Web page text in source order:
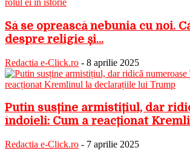
Să se oprească nebunia cu noi.
despre religie și...
Redactia e-Click.ro - 8 aprilie 2025
Putin susține armistițiul, dar
îndoieli: Cum a reacționat
Redactia e-Click.ro - 7 aprilie 2025